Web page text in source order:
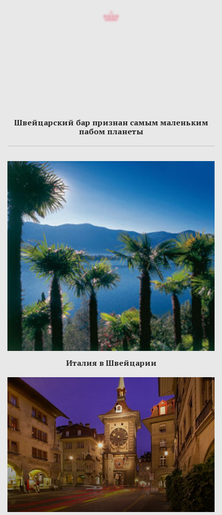
Швейцарский бар признан самым маленьким
пабом планеты
Италия в Швейцарии